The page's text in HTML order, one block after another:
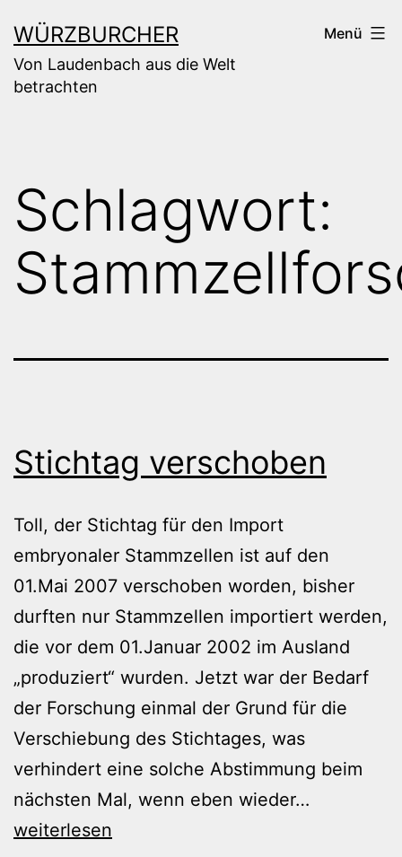
Inhalt
springen
WÜRZBURCHER
Von Laudenbach aus die Welt
betrachten
Menü
Schlagwort:
Stichtag verschoben
Toll, der Stichtag für den Import
embryonaler Stammzellen ist auf den
01.Mai 2007 verschoben worden, bisher
durften nur Stammzellen importiert werden,
die vor dem 01.Januar 2002 im Ausland
„produziert“ wurden. Jetzt war der Bedarf
der Forschung einmal der Grund für die
Verschiebung des Stichtages, was
verhindert eine solche Abstimmung beim
nächsten Mal, wenn eben wieder…
weiterlesen